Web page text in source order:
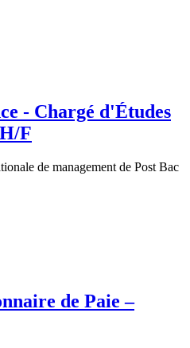
- Chargé d'Études
F
de management de Post Bac
de Paie –